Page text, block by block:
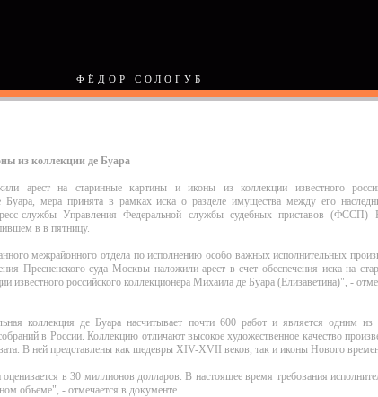
ФЁДОР СОЛОГУБ
из коллекции де Буара
арест на старинные картины и иконы из коллекции известного
Буара, мера принята в рамках иска о разделе имущества между его
службы Управления Федеральной службы судебных приставов
в в пятницу.
межрайонного отдела по исполнению особо важных исполнительных
Пресненского суда Москвы наложили арест в счет обеспечения иска на
известного российского коллекционера Михаила де Буара (Елизаветина)", -
коллекция де Буара насчитывает почти 600 работ и является одним из
в России. Коллекцию отличают высокое художественное качество
В ней представлены как шедевры XIV-XVII веков, так и иконы Нового
в 30 миллионов долларов. В настоящее время требования
объеме", - отмечается в документе.